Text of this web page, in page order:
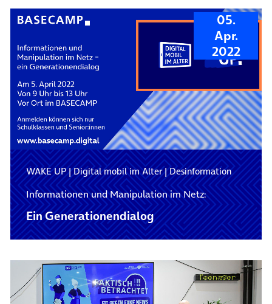
05.
Apr.
2022
WAKE UP|Digital mobil im Alter|Desinformation
Informationen und Manipulation im Netz:
Ein Generationen­dialog